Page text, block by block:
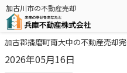
加古川市の不動産売却
加古郡播磨町南大中の不動産売却
2026年05月16日